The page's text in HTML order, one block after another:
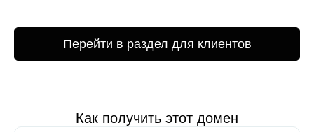
Перейти в раздел для клиентов
Как получить этот домен